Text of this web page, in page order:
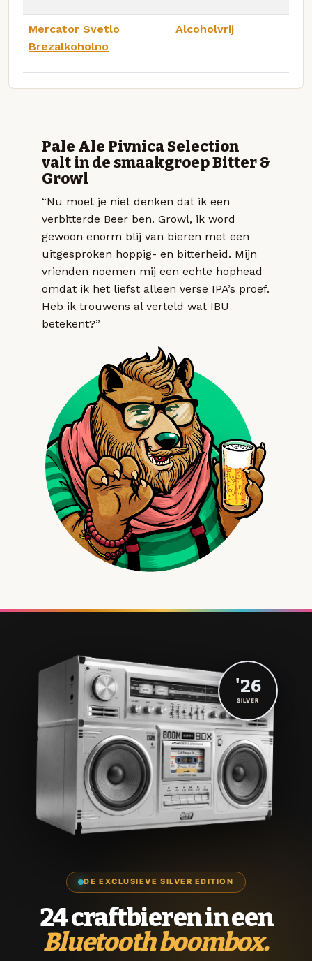
Mercator Svetlo
Brezalkoholno
Alcoholvrij
Pale Ale Pivnica Selection
valt in de smaakgroep Bitter &
Growl
“Nu moet je niet denken dat ik een
verbitterde Beer ben. Growl, ik word
gewoon enorm blij van bieren met een
uitgesproken hoppig- en bitterheid. Mijn
vrienden noemen mij een echte hophead
omdat ik het liefst alleen verse IPA’s proef.
Heb ik trouwens al verteld wat IBU
betekent?”
DE EXCLUSIEVE SILVER EDITION
24 craftbieren in een
Bluetooth boombox.
'26
SILVER